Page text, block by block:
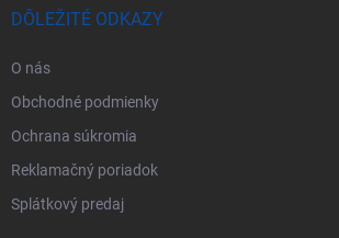
DÔLEŽITÉ ODKAZY
O nás
Obchodné podmienky
Ochrana súkromia
Reklamačný poriadok
Splátkový predaj